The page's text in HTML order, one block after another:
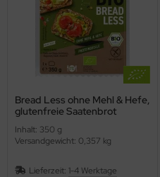
Bread Less ohne Mehl & Hefe,
glutenfreie Saatenbrot
Inhalt: 350 g
Versandgewicht: 0,357 kg
Lieferzeit: 1-4 Werktage